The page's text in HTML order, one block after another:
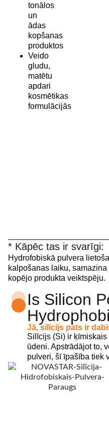
tonālos
un
ādas
kopšanas
produktos
Veido
gludu,
matētu
apdari
kosmētikas
formulācijās
* Kāpēc tas ir svarīgi:
Hydrofobiskā pulvera
kalpošanas laiku,
kopējo produkta veiktspēju.
Is Silicon
Jā, silīcijs pats ir
Silīcijs (Si) ir
ūdeni. Apstrādājot to,
pulveri, šī īpašība tiek